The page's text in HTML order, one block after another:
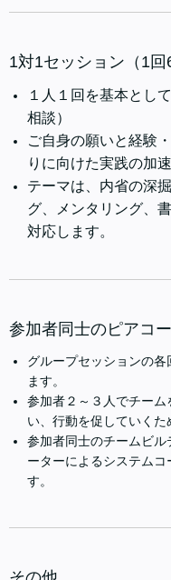
1対1セッション（1回
１人１回を基本とし
相談）
ご自身の願いと経験
りに向けた実践の加
テーマは、内省の深
グ、メンタリング、
対応します。
参加者同士のピアコ
グループセッションの
ます。
参加者２～３人でチー
い、行動を促していくた
参加者同士のチームビ
ーターによるシステム
す。